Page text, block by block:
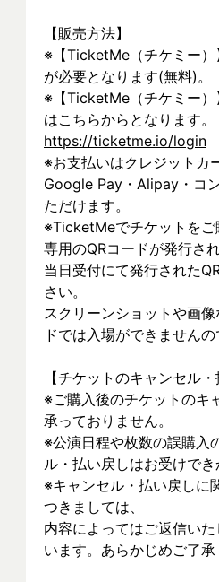
【販売方法】
※【TicketMe（チケミー）
が必要となります(無料)。
※【TicketMe（チケミー）
はこちらからとなります。
https://ticketme.io/login
※お支払いはクレジットカ
Google Pay・Alipay・コ
ただけます。
※TicketMeでチケットをご
専用のQRコードが発行され
当日受付にて発行された
さい。
スクリーンショットや画
ドでは入場ができませんの
【チケットのキャンセル
※ご購入後のチケットのキ
承っておりません。
※公演日程や枚数の誤購入
ル・払い戻しはお受けでき
※キャンセル・払い戻しに
つきましては、
内容によってはご返信い
います。あらかじめご了承